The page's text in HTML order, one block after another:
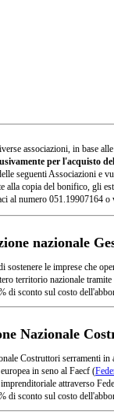
associazioni, in base
per l'acquisto
seguenti Associazioni
alla copia del bonifico, gli
al numero 051.19907164
nazionale
sostenere le imprese che
territorio nazionale
di sconto sul costo
Nazionale
Costruttori serramenti
in seno al Faecf (
attraverso
di sconto sul costo